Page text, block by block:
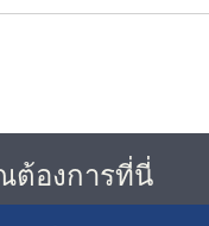
ต้องการที่นี่